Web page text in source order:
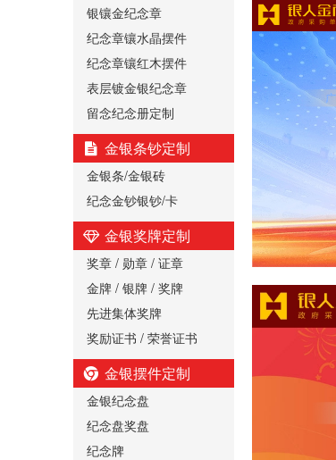
银镶金纪念章
纪念章镶水晶摆件
纪念章镶红木摆件
表层镀金银纪念章
留念纪念册定制
金银条钞定制
金银条/金银砖
纪念金钞银钞/卡
金银奖牌定制
奖章 / 勋章 / 证章
金牌 / 银牌 / 奖牌
先进集体奖牌
奖励证书 / 荣誉证书
金银摆件定制
金银纪念盘
纪念盘奖盘
纪念牌